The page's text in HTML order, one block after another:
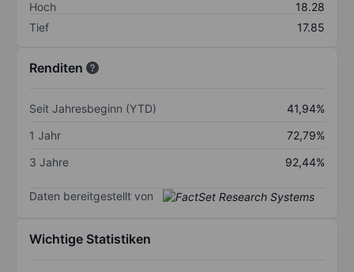
Hoch
18.28
Tief
17.85
Renditen
Seit Jahresbeginn (YTD)
41,94%
1 Jahr
72,79%
3 Jahre
92,44%
Daten bereitgestellt von
Wichtige Statistiken